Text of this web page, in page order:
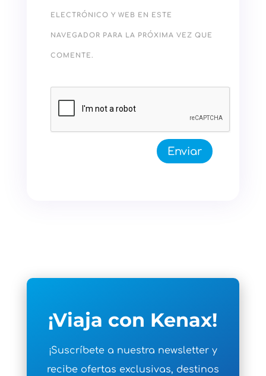
ELECTRÓNICO Y WEB EN ESTE
NAVEGADOR PARA LA PRÓXIMA VEZ QUE
COMENTE.
Enviar
¡Viaja con Kenax!
¡Suscríbete a nuestra newsletter y
recibe ofertas exclusivas, destinos